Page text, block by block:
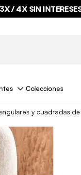
/ 4X SIN
Colecciones
y cuadradas